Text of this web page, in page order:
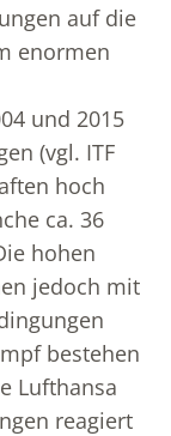
auf die
enormen
und 2015
(vgl. ITF
hoch
ca. 36
hohen
jedoch mit
bestehen
Lufthansa
reagiert